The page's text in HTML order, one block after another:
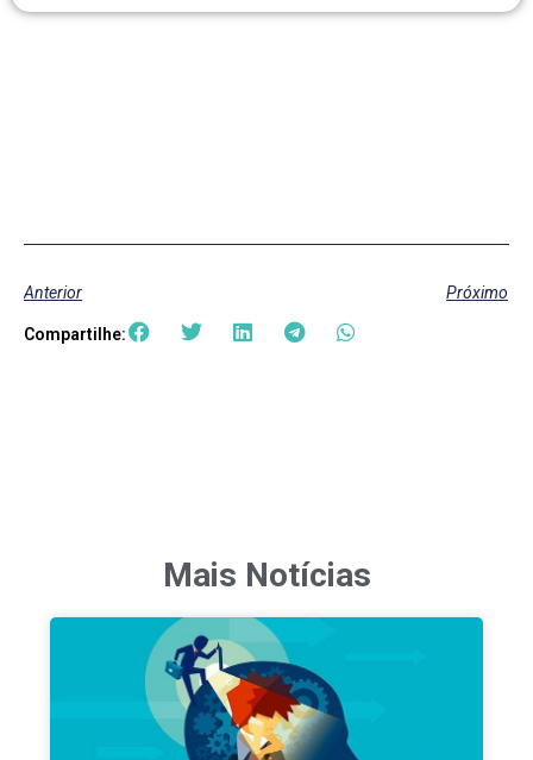
Anterior Próximo
Compartilhe:
Mais Notícias